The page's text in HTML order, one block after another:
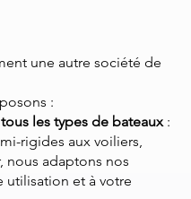
une autre société de
:
les types de bateaux:
rigides aux voiliers,
nous adaptons nos
utilisation et à votre